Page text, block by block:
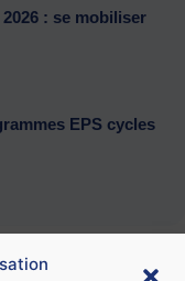
: se mobiliser
EPS cycles